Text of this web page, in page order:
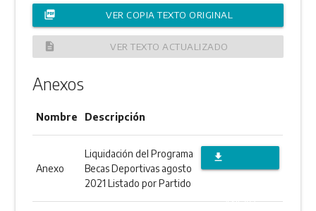
picture_as_pdf VER COPIA TEXTO ORIGINAL
description VER TEXTO ACTUALIZADO
Anexos
Nombre Descripción
Anexo
Liquidación del Programa
Becas Deportivas agosto
2021 Listado por Partido
file_download
ANEXO